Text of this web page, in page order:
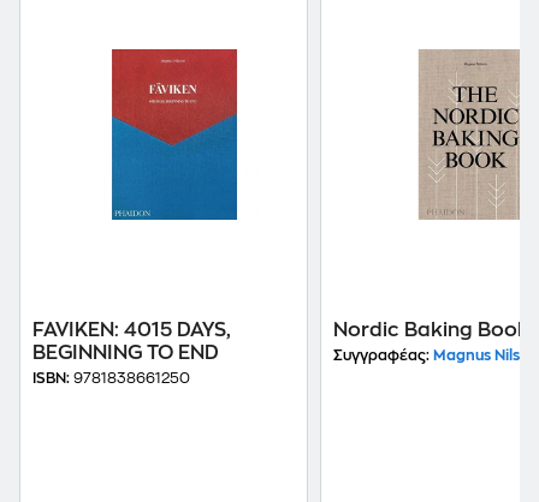
FAVIKEN: 4015 DAYS,
BEGINNING TO END
ISBN: 9781838661250
Nordic Baking Book
Συγγραφέας: Magnus